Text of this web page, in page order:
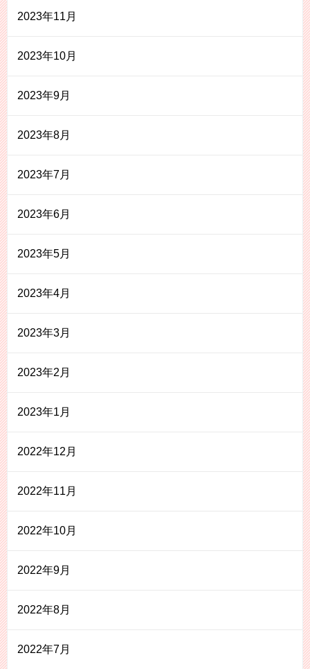
2023年11月
2023年10月
2023年9月
2023年8月
2023年7月
2023年6月
2023年5月
2023年4月
2023年3月
2023年2月
2023年1月
2022年12月
2022年11月
2022年10月
2022年9月
2022年8月
2022年7月